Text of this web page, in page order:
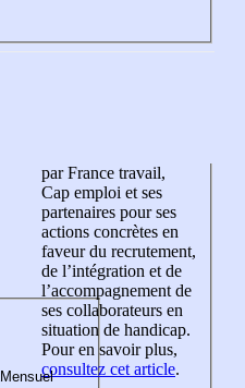
par France travail,
Cap emploi et ses
partenaires pour ses
actions concrètes en
faveur du recrutement,
de l’intégration et de
l’accompagnement de
ses collaborateurs en
situation de handicap.
Pour en savoir plus,
consultez cet article.